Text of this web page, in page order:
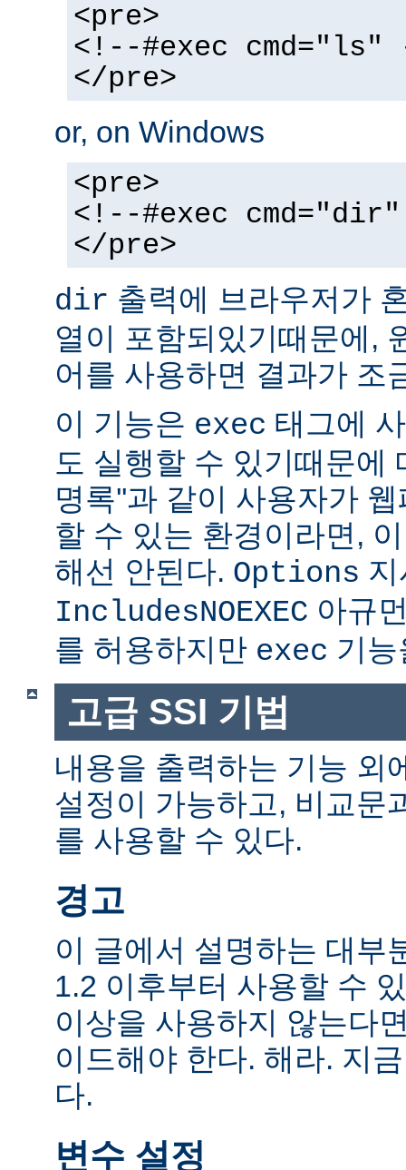
<pre>
<!--#exec cmd="ls"
</pre>
or, on Windows
<pre>
<!--#exec
</pre>
dir 출력에 브라우저가
열이 포함되있기때문에,
어를 사용하면 결과가 조
이 기능은 exec 태그에
도 실행할 수 있기때문에
명록''과 같이 사용자가
할 수 있는 환경이라면,
해선 안된다. Options
IncludesNOEXEC 아규
를 허용하지만 exec 기
고급 SSI 기법
내용을 출력하는 기능 외
설정이 가능하고, 비교문
를 사용할 수 있다.
경고
이 글에서 설명하는 대부
1.2 이후부터 사용할 수
이상을 사용하지 않는다
이드해야 한다. 해라. 지
다.
변수 설정